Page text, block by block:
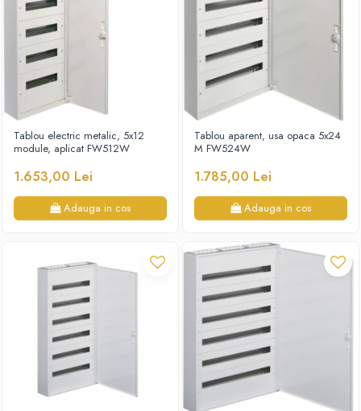
Tablou electric metalic, 5x12
module, aplicat FW512W
1.653,00 Lei
Adauga in cos
Tablou aparent, usa opaca 5x24
M FW524W
1.785,00 Lei
Adauga in cos